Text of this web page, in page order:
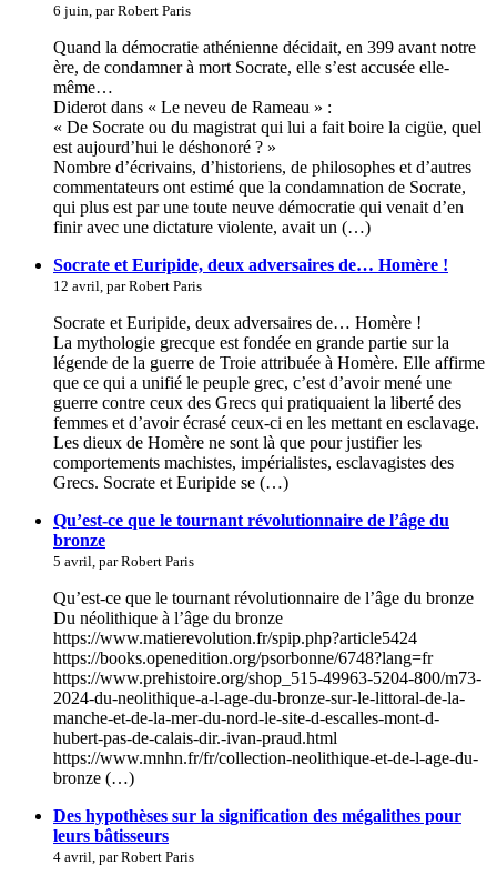
6 juin, par Robert Paris
Quand la démocratie athénienne décidait, en 399 avant notre
ère, de condamner à mort Socrate, elle s’est accusée elle-
même…
Diderot dans « Le neveu de Rameau » :
« De Socrate ou du magistrat qui lui a fait boire la cigüe, quel
est aujourd’hui le déshonoré ? »
Nombre d’écrivains, d’historiens, de philosophes et d’autres
commentateurs ont estimé que la condamnation de Socrate,
qui plus est par une toute neuve démocratie qui venait d’en
finir avec une dictature violente, avait un (…)
Socrate et Euripide, deux adversaires de… Homère !
12 avril, par Robert Paris
Socrate et Euripide, deux adversaires de… Homère !
La mythologie grecque est fondée en grande partie sur la
légende de la guerre de Troie attribuée à Homère. Elle affirme
que ce qui a unifié le peuple grec, c’est d’avoir mené une
guerre contre ceux des Grecs qui pratiquaient la liberté des
femmes et d’avoir écrasé ceux-ci en les mettant en esclavage.
Les dieux de Homère ne sont là que pour justifier les
comportements machistes, impérialistes, esclavagistes des
Grecs. Socrate et Euripide se (…)
Qu’est-ce que le tournant révolutionnaire de l’âge du
bronze
5 avril, par Robert Paris
Qu’est-ce que le tournant révolutionnaire de l’âge du bronze
Du néolithique à l’âge du bronze
https://www.matierevolution.fr/spip.php?article5424
https://books.openedition.org/psorbonne/6748?lang=fr
https://www.prehistoire.org/shop_515-49963-5204-800/m73-
2024-du-neolithique-a-l-age-du-bronze-sur-le-littoral-de-la-
manche-et-de-la-mer-du-nord-le-site-d-escalles-mont-d-
hubert-pas-de-calais-dir.-ivan-praud.html
https://www.mnhn.fr/fr/collection-neolithique-et-de-l-age-du-
bronze (…)
Des hypothèses sur la signification des mégalithes pour
leurs bâtisseurs
4 avril, par Robert Paris